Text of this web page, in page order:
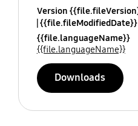
Version
{{file.fileModifiedDate}}
{{file.languageName}}
{{file.languageName}}
Downloads